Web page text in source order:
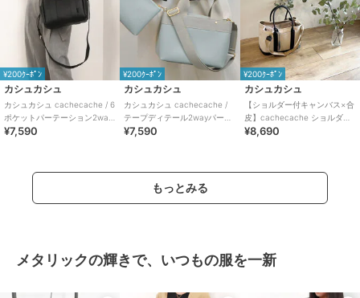
¥200ｸｰﾎﾟﾝ
カシュカシュ
カシュカシュ cachecache / 6
ポケットパーテーション2way
トート
¥7,590
¥200ｸｰﾎﾟﾝ
カシュカシュ
カシュカシュ cachecache /
テープディテール2wayパーテ
ーショントート
¥7,590
¥200ｸｰﾎﾟﾝ
カシュカシュ
【ショルダー付キャンバス×合
皮】cachecache ショルダー
付きパーテーションキャンバ
¥8,690
もっとみる
メタリックの輝きで、いつもの服を一新